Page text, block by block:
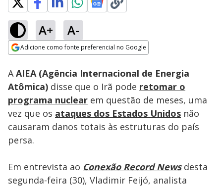
A+ A-
Adicione como fonte preferencial no Google
Ativar
Loaded
37.28%
AAIEA (Agência Internacional de Energia
Atômica) disse que o Irã pode retomar o
programa nuclear em questão de meses, uma
vez que os ataques dos Estados Unidos não
causaram danos totais às estruturas do país
persa.
Em entrevista ao Conexão Record Newsdesta
segunda-feira (30), Vladimir Feijó, analista